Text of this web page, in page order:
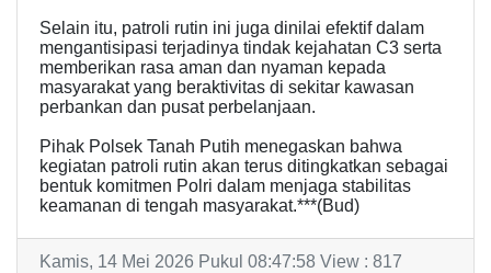
Selain itu, patroli rutin ini juga dinilai efektif dalam
mengantisipasi terjadinya tindak kejahatan C3 serta
memberikan rasa aman dan nyaman kepada
masyarakat yang beraktivitas di sekitar kawasan
perbankan dan pusat perbelanjaan.
Pihak Polsek Tanah Putih menegaskan bahwa
kegiatan patroli rutin akan terus ditingkatkan sebagai
bentuk komitmen Polri dalam menjaga stabilitas
keamanan di tengah masyarakat.***(Bud)
Kamis, 14 Mei 2026 Pukul 08:47:58 View : 817